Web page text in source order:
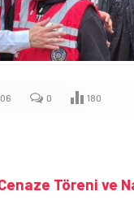
0 180
Töreni ve